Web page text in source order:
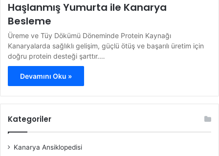
Haşlanmış Yumurta ile Kanarya
Besleme
Üreme ve Tüy Dökümü Döneminde Protein Kaynağı
Kanaryalarda sağlıklı gelişim, güçlü ötüş ve başarılı üretim için
doğru protein desteği şarttır.…
Devamını Oku »
Kategoriler
Kanarya Ansiklopedisi